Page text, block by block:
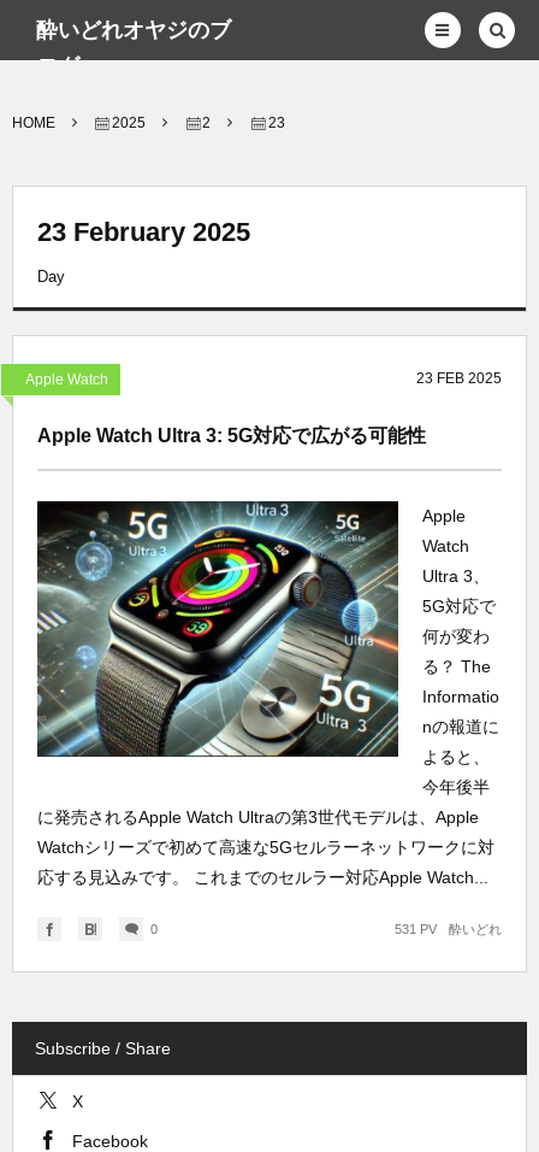
酔いどれオヤジのブ
ログwp
HOME 2025 2 23
23 February 2025
Day
Apple Watch 23 FEB 2025
Apple Watch Ultra 3: 5G対応で広がる可能性
Apple
Watch
Ultra 3、
5G対応で
何が変わ
る？ The
Informatio
nの報道に
よると、
今年後半
に発売されるApple Watch Ultraの第3世代モデルは、Apple
Watchシリーズで初めて高速な5Gセルラーネットワークに対
応する見込みです。 これまでのセルラー対応Apple Watch...
0 酔いどれ
531 PV
Subscribe / Share
X
Facebook